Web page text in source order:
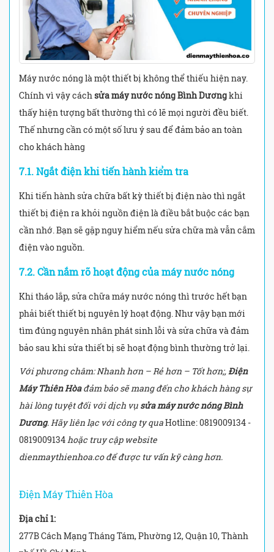
Máy nước nóng là một thiết bị không thể thiếu hiện nay.
Chính vì vậy cách sửa máy nước nóng Bình Dươngkhi
thấy hiện tượng bất thường thì có lẽ mọi người đều biết.
Thế nhưng cần có một số lưu ý sau để đảm bảo an toàn
cho khách hàng
7.1. Ngắt điện khi tiến hành kiểm tra
Khi tiến hành sửa chữa bất kỳ thiết bị điện nào thì ngắt
thiết bị điện ra khỏi nguồn điện là điều bắt buộc các bạn
cần nhớ. Bạn sẽ gặp nguy hiểm nếu sửa chữa mà vẫn cắm
điện vào nguồn.
7.2. Cần nắm rõ hoạt động của máy nước nóng
Khi tháo lắp, sửa chữa máy nước nóng thì trước hết bạn
phải biết thiết bị nguyên lý hoạt động. Như vậy bạn mới
tìm đúng nguyên nhân phát sinh lỗi và sửa chữa và đảm
bảo sau khi sửa thiết bị sẽ hoạt động bình thường trở lại.
Với phương châm: Nhanh hơn – Rẻ hơn – Tốt hơn;,Điện
Máy Thiên Hòađảm bảo sẽ mang đến cho khách hàng sự
hài lòng tuyệt đối với dịch vụ sửa máy nước nóng Bình
Dương. Hãy liên lạc với công ty quaHotline: 0819009134 -
0819009134hoặc truy cập website
dienmaythienhoa.co để được tư vấn kỹ càng hơn.
Điện Máy Thiên Hòa
Địa chỉ 1:
277B Cách Mạng Tháng Tám, Phường 12, Quận 10, Thành